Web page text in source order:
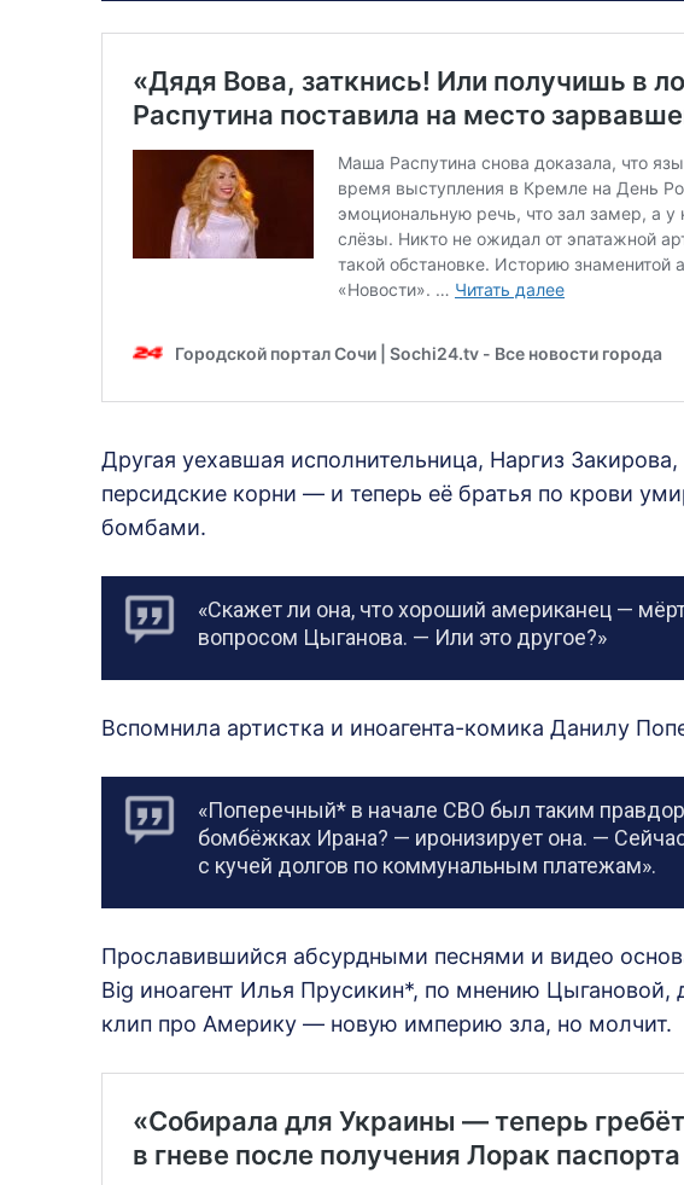
Другая уехавшая исполнительница, Наргиз
персидские корни — и теперь её братья по крови
бомбами.
«Скажет ли она, что хороший американец —
вопросом Цыганова. — Или это другое?»
Вспомнила артистка и иноагента-комика Данилу
«Поперечный* в начале СВО был таким
бомбёжках Ирана? — иронизирует она. —
с кучей долгов по коммунальным платежам».
Прославившийся абсурдными песнями и видео
Big иноагент Илья Прусикин*, по мнению
клип про Америку — новую империю зла, но молчит.